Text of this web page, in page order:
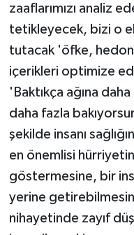
zaaflarımızı analiz
tetikleyecek, bizi o
tutacak 'öfke,
içerikleri optimize
'Baktıkça ağına
daha fazla
şekilde insanı
en önemlisi
göstermesine, bir
yerine
nihayetinde zayıf